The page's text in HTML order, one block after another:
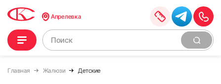
Апрелевка
Главная Жалюзи Детские